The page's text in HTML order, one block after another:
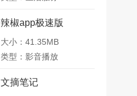
辣椒app极速版
大小：41.35MB
类型：影音播放
文摘笔记